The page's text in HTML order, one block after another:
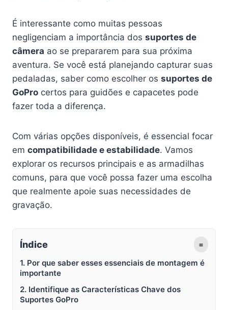
É interessante como muitas pessoas
negligenciam a importância dos suportes de
câmera ao se prepararem para sua próxima
aventura. Se você está planejando capturar suas
pedaladas, saber como escolher os suportes de
GoPro certos para guidões e capacetes pode
fazer toda a diferença.
Com várias opções disponíveis, é essencial focar
em compatibilidade e estabilidade. Vamos
explorar os recursos principais e as armadilhas
comuns, para que você possa fazer uma escolha
que realmente apoie suas necessidades de
gravação.
Índice ≡
1. Por que saber esses essenciais de montagem é
importante
2. Identifique as Características Chave dos
Suportes GoPro